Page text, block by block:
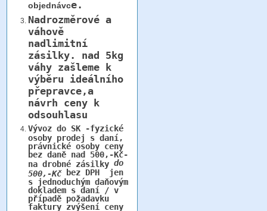
objednávce.
Nadrozměrové a
váhově
nadlimitní
zásilky. nad 5kg
váhy zašleme k
výběru ideálního
přepravce,a
návrh ceny k
odsouhlasu
Vývoz do SK -fyzické
osoby prodej s daní,
právnické osoby ceny
bez daně nad 500,-Kč-
na drobné zásilky do
500,-Kčbez DPH jen
s jednoduchým daňovým
dokladem s daní / v
případě požadavku
faktury zvýšení ceny